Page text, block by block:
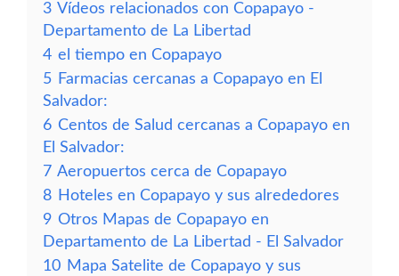
3 Vídeos relacionados con Copapayo -
Departamento de La Libertad
4 el tiempo en Copapayo
5 Farmacias cercanas a Copapayo en El
Salvador:
6 Centos de Salud cercanas a Copapayo en
El Salvador:
7 Aeropuertos cerca de Copapayo
8 Hoteles en Copapayo y sus alrededores
9 Otros Mapas de Copapayo en
Departamento de La Libertad - El Salvador
10 Mapa Satelite de Copapayo y sus